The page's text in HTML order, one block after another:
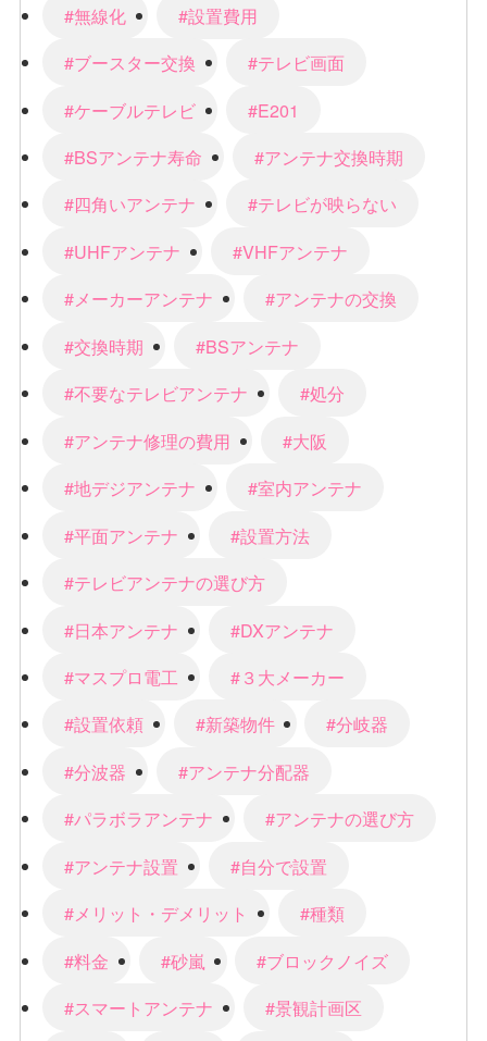
#無線化
#設置費用
#ブースター交換
#テレビ画面
#ケーブルテレビ
#E201
#BSアンテナ寿命
#アンテナ交換時期
#四角いアンテナ
#テレビが映らない
#UHFアンテナ
#VHFアンテナ
#メーカーアンテナ
#アンテナの交換
#交換時期
#BSアンテナ
#不要なテレビアンテナ
#処分
#アンテナ修理の費用
#大阪
#地デジアンテナ
#室内アンテナ
#平面アンテナ
#設置方法
#テレビアンテナの選び方
#日本アンテナ
#DXアンテナ
#マスプロ電工
#３大メーカー
#設置依頼
#新築物件
#分岐器
#分波器
#アンテナ分配器
#パラボラアンテナ
#アンテナの選び方
#アンテナ設置
#自分で設置
#メリット・デメリット
#種類
#料金
#砂嵐
#ブロックノイズ
#スマートアンテナ
#景観計画区